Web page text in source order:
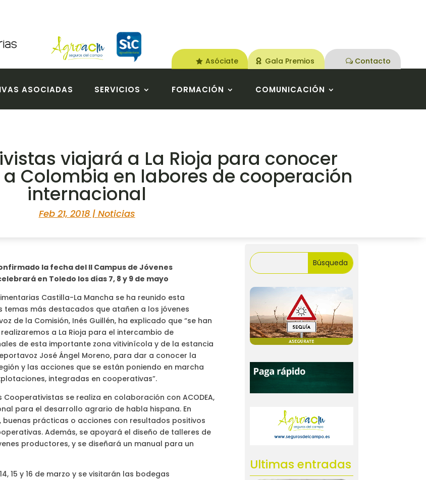
Asóciate Gala Premios Contacto
ASOCIADAS SERVICIOS FORMACIÓN COMUNICACIÓN
viajará a La Rioja para conocer
Colombia en labores de cooperación
internacional
Feb 21, 2018| Noticias
la fecha del II Campus de Jóvenes
en Toledo los días 7, 8 y 9 de mayo
Castilla-La Mancha se ha reunido esta
más destacados que atañen a los jóvenes
de la Comisión, Inés Guillén, ha explicado que “se han
a La Rioja para el intercambio de
de esta importante zona vitivinícola y de la estancia
José Ángel Moreno, para dar a conocer la
y las acciones que se están poniendo en marcha
integradas en cooperativas”.
se realiza en colaboración con ACODEA,
para el desarrollo agrario de habla hispana. En
prácticas o acciones con resultados positivos
Además, se apoyará el diseño de talleres de
productores, y se diseñará un manual para un
15 y 16 de marzo y se visitarán las bodegas
Ultimas entradas